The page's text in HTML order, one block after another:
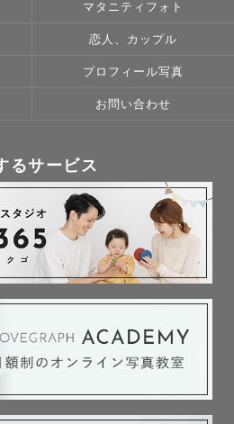
マタニティフォト
恋人、カップル
プロフィール写真
お問い合わせ
るサービス